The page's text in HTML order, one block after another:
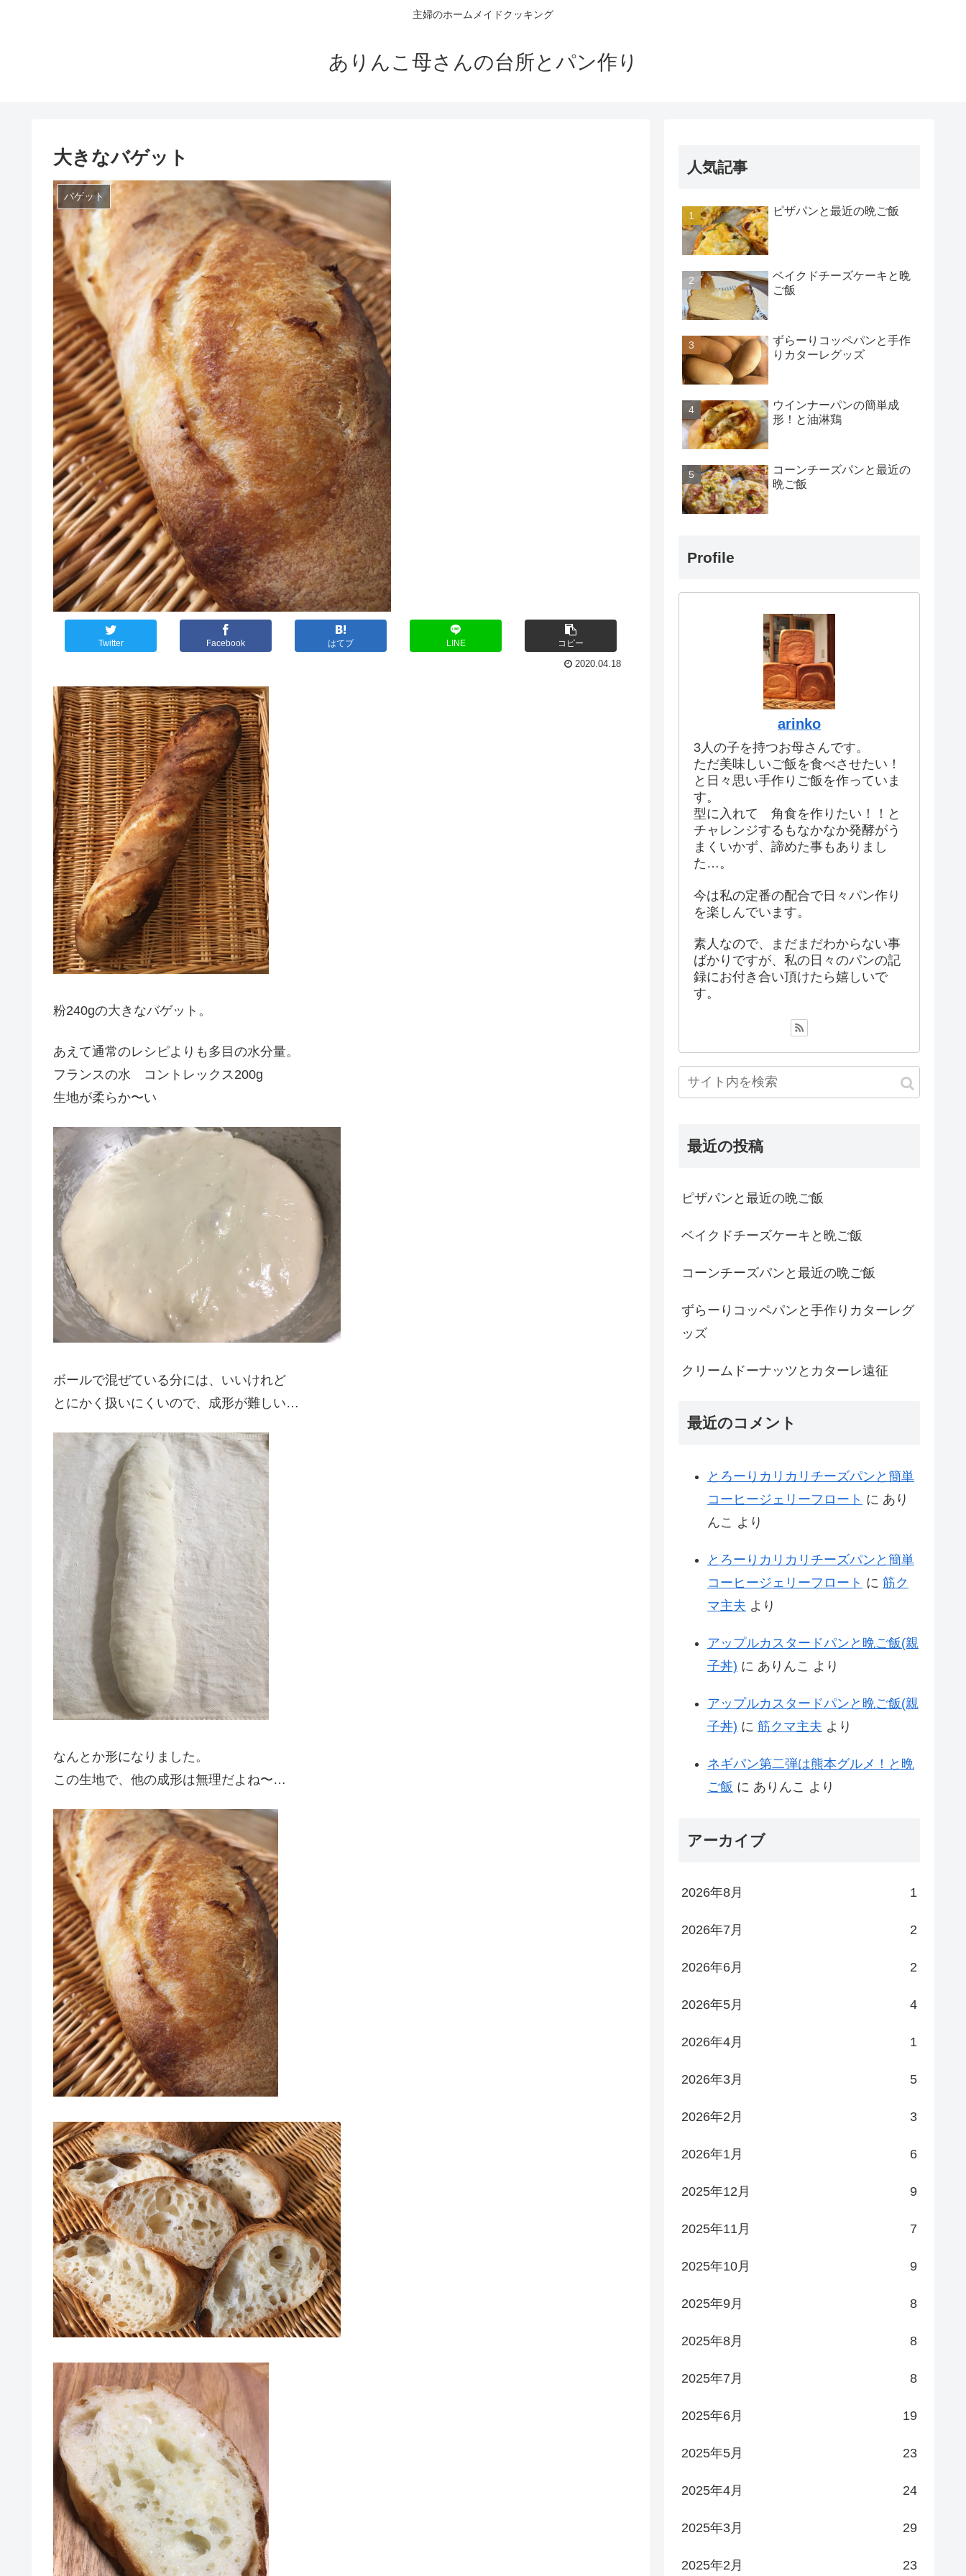
主婦のホームメイドクッキング
ありんこ母さんの台所とパン作り
大きなバゲット
バゲット
Twitter Facebook はてブ LINE コピー
2020.04.18
粉240gの大きなバゲット。
あえて通常のレシピよりも多目の水分量。
フランスの水 コントレックス200g
生地が柔らか〜い
ボールで混ぜている分には、いいけれど
とにかく扱いにくいので、成形が難しい…
なんとか形になりました。
この生地で、他の成形は無理だよね〜…
人気記事
ピザパンと最近の晩ご飯
ベイクドチーズケーキと晩
ご飯
ずらーりコッペパンと手作
りカターレグッズ
ウインナーパンの簡単成
形！と油淋鶏
コーンチーズパンと最近の
晩ご飯
Profile
arinko
3人の子を持つお母さんです。
ただ美味しいご飯を食べさせたい！
と日々思い手作りご飯を作っていま
す。
型に入れて 角食を作りたい！！と
チャレンジするもなかなか発酵がう
まくいかず、諦めた事もありまし
た…。
今は私の定番の配合で日々パン作り
を楽しんでいます。
素人なので、まだまだわからない事
ばかりですが、私の日々のパンの記
録にお付き合い頂けたら嬉しいで
す。
最近の投稿
ピザパンと最近の晩ご飯
ベイクドチーズケーキと晩ご飯
コーンチーズパンと最近の晩ご飯
ずらーりコッペパンと手作りカターレグ
ッズ
クリームドーナッツとカターレ遠征
最近のコメント
とろーりカリカリチーズパンと簡単
コーヒージェリーフロート に あり
んこ より
とろーりカリカリチーズパンと簡単
コーヒージェリーフロート に 筋ク
マ主夫 より
アップルカスタードパンと晩ご飯(親
子丼) に ありんこ より
アップルカスタードパンと晩ご飯(親
子丼) に 筋クマ主夫 より
ネギパン第二弾は熊本グルメ！と晩
ご飯 に ありんこ より
アーカイブ
2026年8月 1
2026年7月 2
2026年6月 2
2026年5月 4
2026年4月 1
2026年3月 5
2026年2月 3
2026年1月 6
2025年12月 9
2025年11月 7
2025年10月 9
2025年9月 8
2025年8月 8
2025年7月 8
2025年6月 19
2025年5月 23
2025年4月 24
2025年3月 29
2025年2月 23